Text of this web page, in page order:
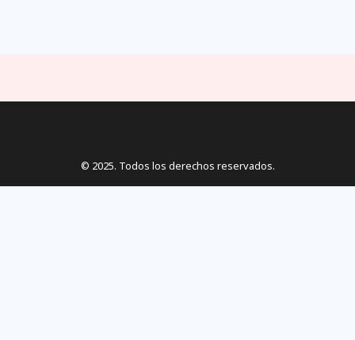
© 2025. Todos los derechos reservados.